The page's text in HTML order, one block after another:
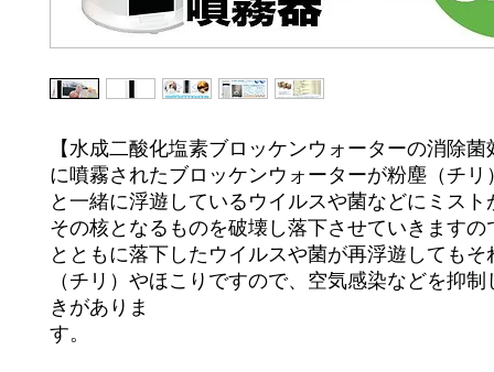
【水成二酸化塩素ブロッケンウォーターの消除
に噴霧されたブロッケンウォーターが粉塵（チリ
と一緒に浮遊しているウイルスや菌などにミスト
その核となるものを破壊し落下させていきますの
とともに落下したウイルスや菌が再浮遊してもそ
（チリ）やほこりですので、空気感染などを抑
きがありま
す